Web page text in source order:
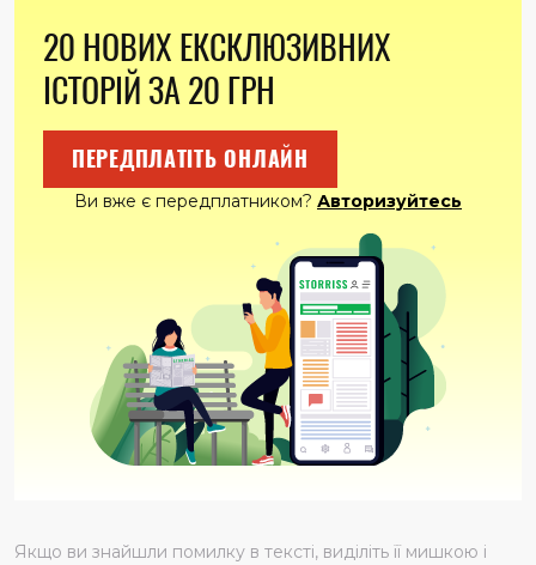
20 НОВИХ ЕКСКЛЮЗИВНИХ
ІСТОРІЙ ЗА 20 ГРН
ПЕРЕДПЛАТІТЬ ОНЛАЙН
Ви вже є передплатником? Авторизуйтесь
Якщо ви знайшли помилку в тексті, виділіть її мишкою і